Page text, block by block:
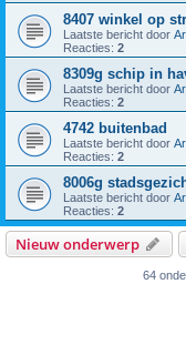
8407 winkel op
Laatste bericht door
Reacties: 2
8309g schip in
Laatste bericht door
Reacties: 2
4742 buitenbad
Laatste bericht door
Reacties: 2
8006g
Laatste bericht door
Reacties: 2
Nieuw onderwerp
64